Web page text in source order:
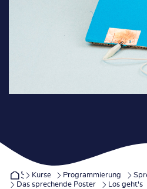
Startseite
Kurse Programmierung
Das sprechende Poster
Los geht's